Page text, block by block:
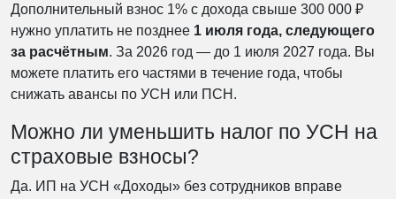
Дополнительный взнос 1% с дохода свыше 300 000 ₽
нужно уплатить не позднее 1 июля года, следующего
за расчётным. За 2026 год — до 1 июля 2027 года. Вы
можете платить его частями в течение года, чтобы
снижать авансы по УСН или ПСН.
Можно ли уменьшить налог по УСН на
страховые взносы?
Да. ИП на УСН «Доходы» без сотрудников вправе